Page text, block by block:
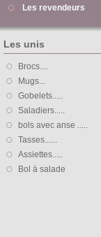
Les revendeurs
Les unis
Brocs....
Mugs...
Gobelets.....
Saladiers.....
bols avec anse .....
Tasses......
Assiettes.....
Bol à salade